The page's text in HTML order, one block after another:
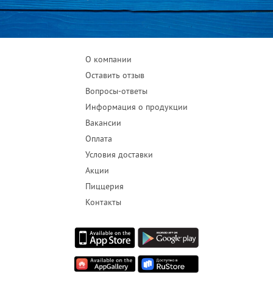
О компании
Оставить отзыв
Вопросы-ответы
Информация о продукции
Вакансии
Оплата
Условия доставки
Акции
Пиццерия
Контакты